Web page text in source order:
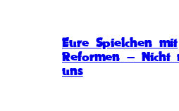
Eure Spielchen mit
Reformen – Nicht
uns